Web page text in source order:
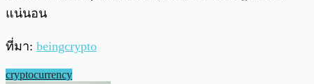
แน่นอน
ที่มา: beingcrypto
cryptocurrency